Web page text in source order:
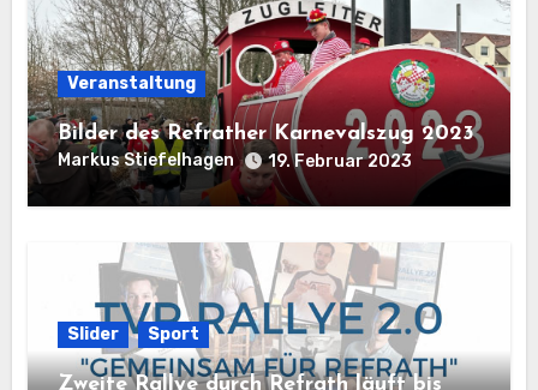
Veranstaltung
Bilder des Refrather Karnevalszug 2023
Markus Stiefelhagen 19. Februar 2023
Slider Sport
Zweite Rallye durch Refrath läuft bis